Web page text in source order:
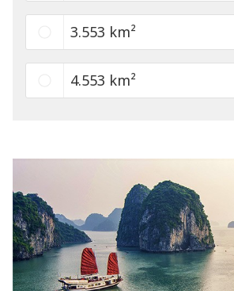
3.553 km²
4.553 km²